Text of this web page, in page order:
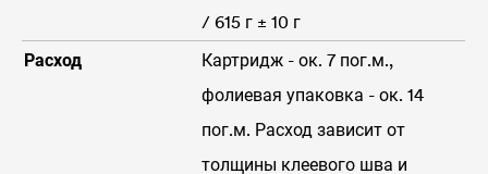
/ 615 г ± 10 г
Расход
Картридж - ок. 7 пог.м.,
фолиевая упаковка - ок. 14
пог.м. Расход зависит от
толщины клеевого шва и